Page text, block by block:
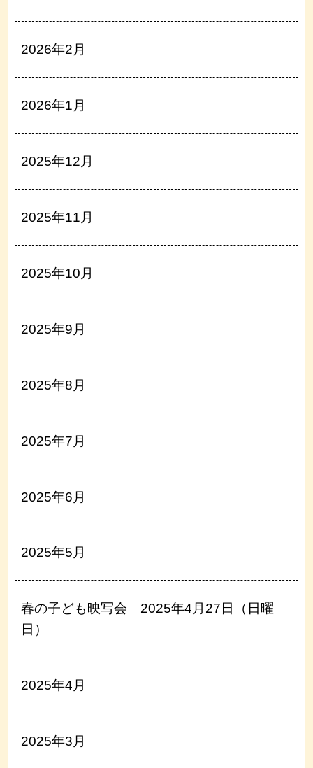
2026年2月
2026年1月
2025年12月
2025年11月
2025年10月
2025年9月
2025年8月
2025年7月
2025年6月
2025年5月
春の子ども映写会 2025年4月27日（日曜
日）
2025年4月
2025年3月